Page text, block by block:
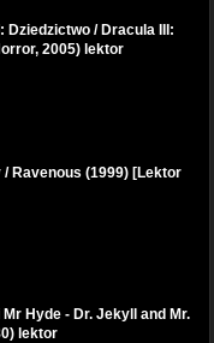
Dziedzictwo / Dracula III:
2005) lektor
/ Ravenous (1999) [Lektor
Hyde - Dr. Jekyll and Mr.
lektor